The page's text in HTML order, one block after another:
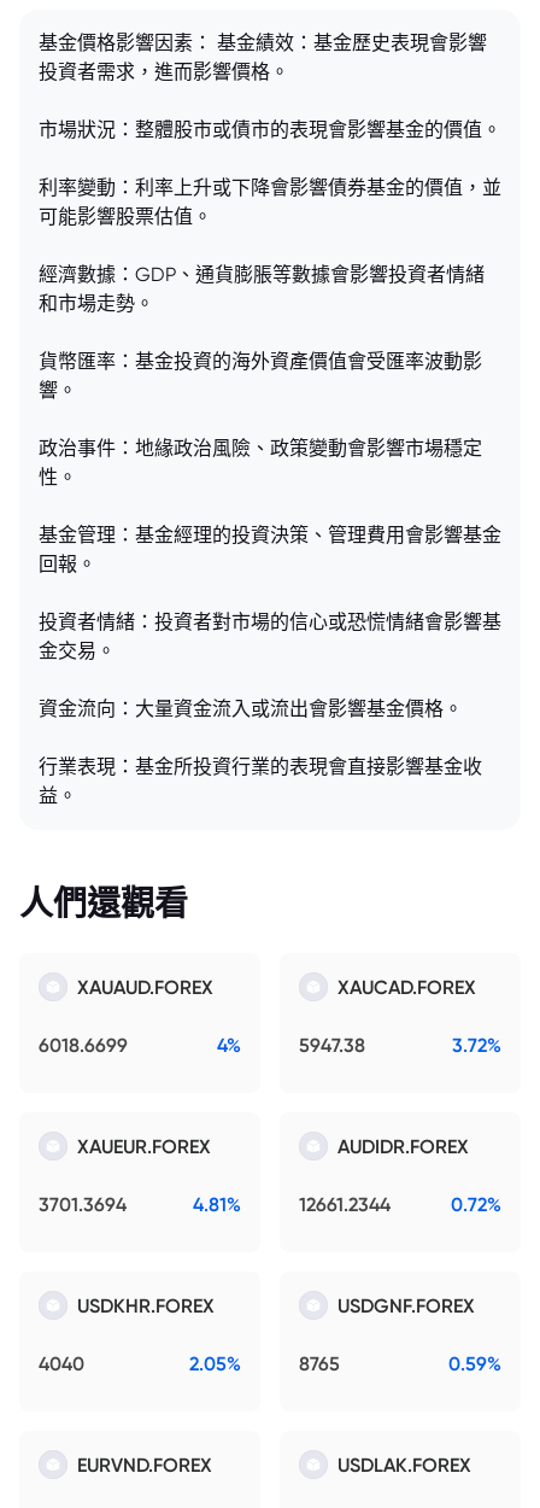
基金價格影響因素： 基金績效：基金歷史表現會影響
投資者需求，進而影響價格。
市場狀況：整體股市或債市的表現會影響基金的價值。
利率變動：利率上升或下降會影響債券基金的價值，並
可能影響股票估值。
經濟數據：GDP、通貨膨脹等數據會影響投資者情緒
和市場走勢。
貨幣匯率：基金投資的海外資產價值會受匯率波動影
響。
政治事件：地緣政治風險、政策變動會影響市場穩定
性。
基金管理：基金經理的投資決策、管理費用會影響基金
回報。
投資者情緒：投資者對市場的信心或恐慌情緒會影響基
金交易。
資金流向：大量資金流入或流出會影響基金價格。
行業表現：基金所投資行業的表現會直接影響基金收
益。
人們還觀看
XAUAUD.FOREX
6018.6699 4%
XAUCAD.FOREX
5947.38 3.72%
XAUEUR.FOREX
3701.3694 4.81%
AUDIDR.FOREX
12661.2344 0.72%
USDKHR.FOREX
4040 2.05%
USDGNF.FOREX
8765 0.59%
EURVND.FOREX USDLAK.FOREX